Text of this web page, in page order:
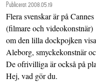
Publicerat 2008.05.19
Flera svenskar är på
(filmare och videokonstnär)
om den lilla dockpojken
Aleborg, smyckekonstnär
De ofrivilliga är också på
Hej, vad gör du.